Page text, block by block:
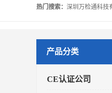
热门搜索：
产品分类
CE认证公司